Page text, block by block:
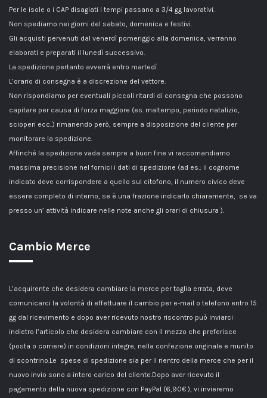
Per le isole o i CAP disagiati i tempi passano a 3/4 gg lavorativi.
Non spediamo nei giorni del sabato, domenica e festivi.
Gli acquisti pervenuti dal venerdì pomeriggio alla domenica, verranno
elaborati e preparati il lunedì successivo.
La spedizione pertanto avverrà entro martedì.
L’orario di consegna è a discrezione del vettore.
Non rispondiamo per eventuali piccoli ritardi di consegna che possono
capitare per causa di forza maggiore (es. maltempo, periodo natalizio,
scioperi ecc..) rimanendo però, sempre a disposizione del cliente per
monitorare la spedizione.
Affinché la spedizione vada sempre a buon fine vi raccomandiamo
massima precisione nel fornici i dati di spedizione (ad es.: il cognome
indicato deve corrispondere a quello sul citofono, il numero civico deve
essere completo di interno, se è una frazione indicarlo chiaramente, se va
presso un’ attività indicare nelle note anche gli orari di chiusura ).
Cambio Merce
L’acquirente che desidera cambiare la merce per taglia errata, deve
comunicarci la volontà di effettuare il cambio per e-mail o telefono entro 15
gg dal ricevimento e dopo aver ricevuto nostro riscontro può inviarci
indietro l’articolo che desidera cambiare con il mezzo che preferisce
(posta o corriere) in condizioni integre, nella confezione originale e munito
di scontrino.Le spese di spedizione sia per il rientro della merce che per il
nuovo invio sono a intero carico del cliente.Dopo aver ricevuto il
pagamento della nuova spedizione con PayPal (6,90€ ), vi invieremo